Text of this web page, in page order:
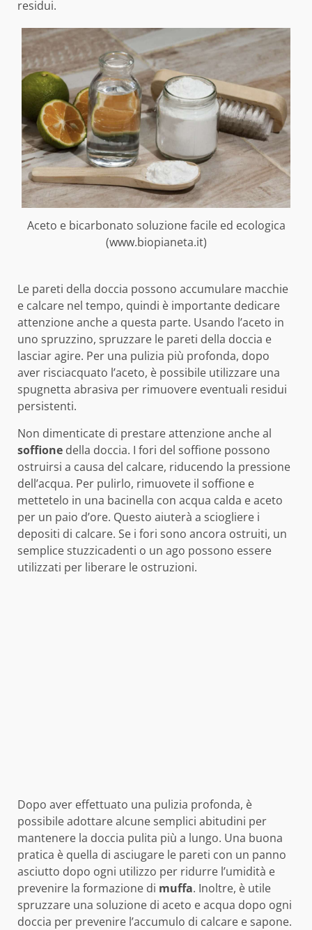
residui.
Aceto e bicarbonato soluzione facile ed ecologica
(www.biopianeta.it)
Le pareti della doccia possono accumulare macchie
e calcare nel tempo, quindi è importante dedicare
attenzione anche a questa parte. Usando l’aceto in
uno spruzzino, spruzzare le pareti della doccia e
lasciar agire. Per una pulizia più profonda, dopo
aver risciacquato l’aceto, è possibile utilizzare una
spugnetta abrasiva per rimuovere eventuali residui
persistenti.
Non dimenticate di prestare attenzione anche al
soffione della doccia. I fori del soffione possono
ostruirsi a causa del calcare, riducendo la pressione
dell’acqua. Per pulirlo, rimuovete il soffione e
mettetelo in una bacinella con acqua calda e aceto
per un paio d’ore. Questo aiuterà a sciogliere i
depositi di calcare. Se i fori sono ancora ostruiti, un
semplice stuzzicadenti o un ago possono essere
utilizzati per liberare le ostruzioni.
Dopo aver effettuato una pulizia profonda, è
possibile adottare alcune semplici abitudini per
mantenere la doccia pulita più a lungo. Una buona
pratica è quella di asciugare le pareti con un panno
asciutto dopo ogni utilizzo per ridurre l’umidità e
prevenire la formazione di muffa. Inoltre, è utile
spruzzare una soluzione di aceto e acqua dopo ogni
doccia per prevenire l’accumulo di calcare e sapone.